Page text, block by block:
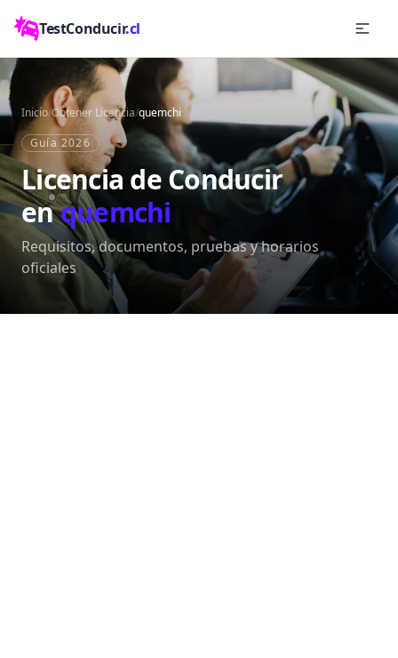
TestConducir.cl
Inicio/Obtener Licencia/quemchi
Guía 2026
Licencia de Conducir
enquemchi
Requisitos, documentos, pruebas y horarios
oficiales